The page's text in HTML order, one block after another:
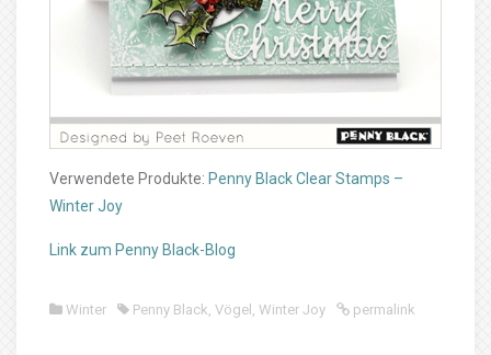
Verwendete Produkte: Penny Black Clear Stamps –
Winter Joy
Link zum Penny Black-Blog
Winter Penny Black, Vögel , Winter Joy permalink